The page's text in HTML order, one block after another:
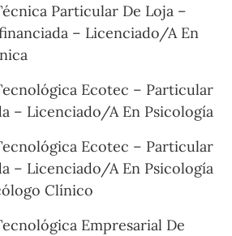
Particular De Loja –
– Licenciado/A En
Ecotec – Particular
– Licenciado/A En Psicología
Ecotec – Particular
– Licenciado/A En Psicología
Clínico
Empresarial De